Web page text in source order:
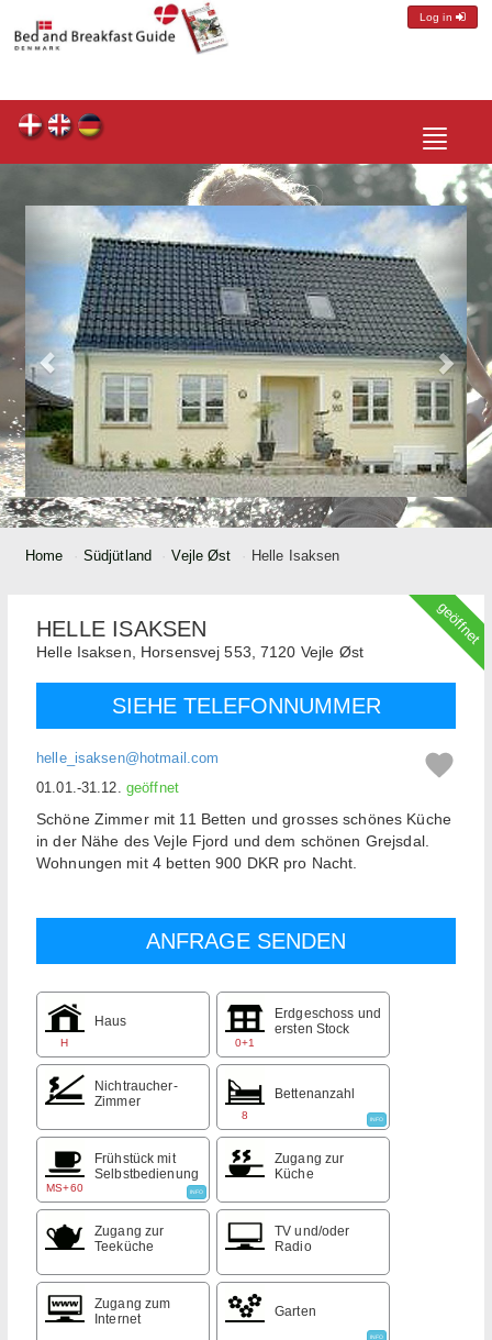
Log in
Toggle
Home Südjütland Vejle Øst Helle Isaksen
geöffnet
HELLE ISAKSEN
Helle Isaksen, Horsensvej 553, 7120 Vejle Øst
SIEHE TELEFONNUMMER
helle_isaksen@hotmail.com
01.01.-31.12. geöffnet
Schöne Zimmer mit 11 Betten und grosses schönes Küche
in der Nähe des Vejle Fjord und dem schönen Grejsdal.
Wohnungen mit 4 betten 900 DKR pro Nacht.
H
Haus
0+1
Erdgeschoss und
ersten Stock
Nichtraucher-
Zimmer
8
Bettenanzahl
INFO
MS+60
Frühstück mit
Selbstbedienung
INFO
Zugang zur
Küche
Zugang zur
Teeküche
TV und/oder
Radio
Zugang zum
Internet
Garten
INFO